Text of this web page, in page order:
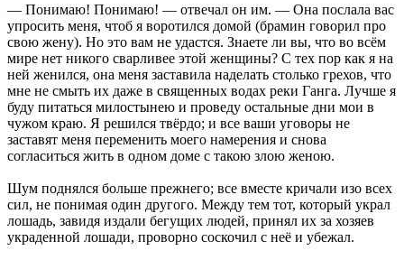
— Понимаю! Понимаю! — отвечал он им. — Она послала вас
упросить меня, чтоб я воротился домой (брамин говорил про
свою жену). Но это вам не удастся. Знаете ли вы, что во всём
мире нет никого сварливее этой женщины? С тех пор как я на
ней женился, она меня заставила наделать столько грехов, что
мне не смыть их даже в священных водах реки Ганга. Лучше я
буду питаться милостынею и проведу остальные дни мои в
чужом краю. Я решился твёрдо; и все ваши уговоры не
заставят меня переменить моего намерения и снова
согласиться жить в одном доме с такою злою женою.
Шум поднялся больше прежнего; все вместе кричали изо всех
сил, не понимая один другого. Между тем тот, который украл
лошадь, завидя издали бегущих людей, принял их за хозяев
украденной лошади, проворно соскочил с неё и убежал.